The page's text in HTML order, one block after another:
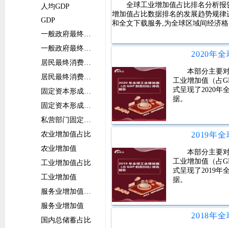
人均GDP
GDP
一般政府最终消费支出占比
一般政府最终消费支出
居民最终消费支出占比
居民最终消费支出
固定资本形成总额占比
固定资本形成总额
私营部门固定资本形成总额
农业增加值占比
农业增加值
工业增加值占比
工业增加值
服务业增加值占比
服务业增加值
国内总储蓄占比
全球工业增加值占比排名分析
增加值占比数据排名的发展趋势规
和全文下载服务,为全球区域间经济
本部分主要
工业增加值（占
式呈现了2020年
据。
本部分主要
工业增加值（占
式呈现了2019年
据。